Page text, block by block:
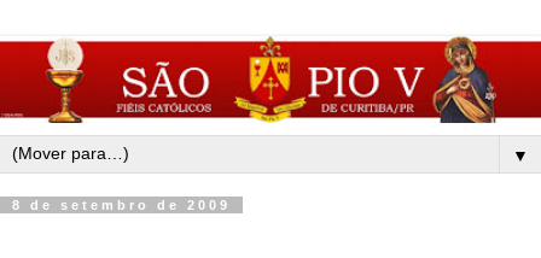
▼
8 de setembro de 2009